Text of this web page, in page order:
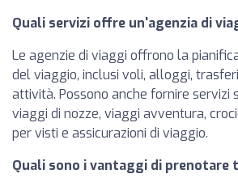
Quali servizi offre un'agenzia di
Le agenzie di viaggi offrono la
del viaggio, inclusi voli, alloggi,
attività. Possono anche fornire servizi
viaggi di nozze, viaggi avventura,
per visti e assicurazioni di viaggio.
Quali sono i vantaggi di prenotare